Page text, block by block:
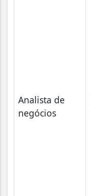
Analista de
negócios